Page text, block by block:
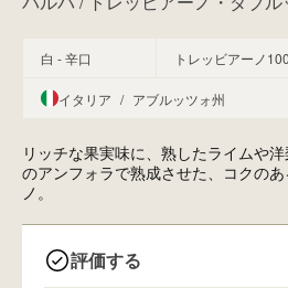
白 - 辛口 トレッビアーノ
イタリア / アブルッツォ州
リッチな果実味に、熟したライムや
のアンフォラで熟成させた、コクの
ノ。
評価する